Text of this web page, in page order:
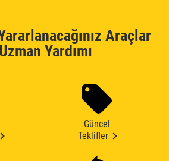
Araçlar
Yardımı
Güncel
Teklifler